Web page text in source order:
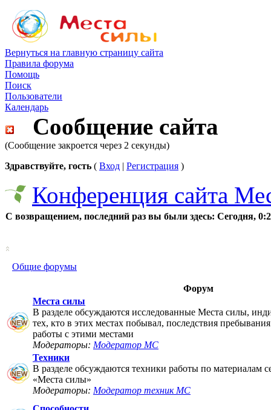
Вернуться на главную страницу сайта
Правила форума
Помощь
Поиск
Пользователи
Календарь
Сообщение сайта
(Сообщение закроется через 2 секунды)
Здравствуйте, гость ( Вход | Регистрация )
Конференция сайта
С возвращением, последний раз вы были здесь: Сегодня,
Общие форумы
Форум
Места силы
В разделе обсуждаются исследованные Места силы,
тех, кто в этих местах побывал, последствия
работы с этими местами
Модераторы: Модератор МС
Техники
В разделе обсуждаются техники работы по материалам
«Места силы»
Модераторы: Модератор техник МС